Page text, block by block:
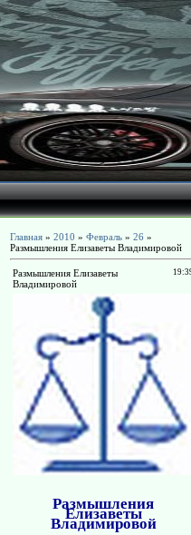
Главная » 2010 » Февраль » 26 »
Размышления Елизаветы Владимировой
Размышления Елизаветы
Владимировой
Размышления
Елизаветы
Владимировой